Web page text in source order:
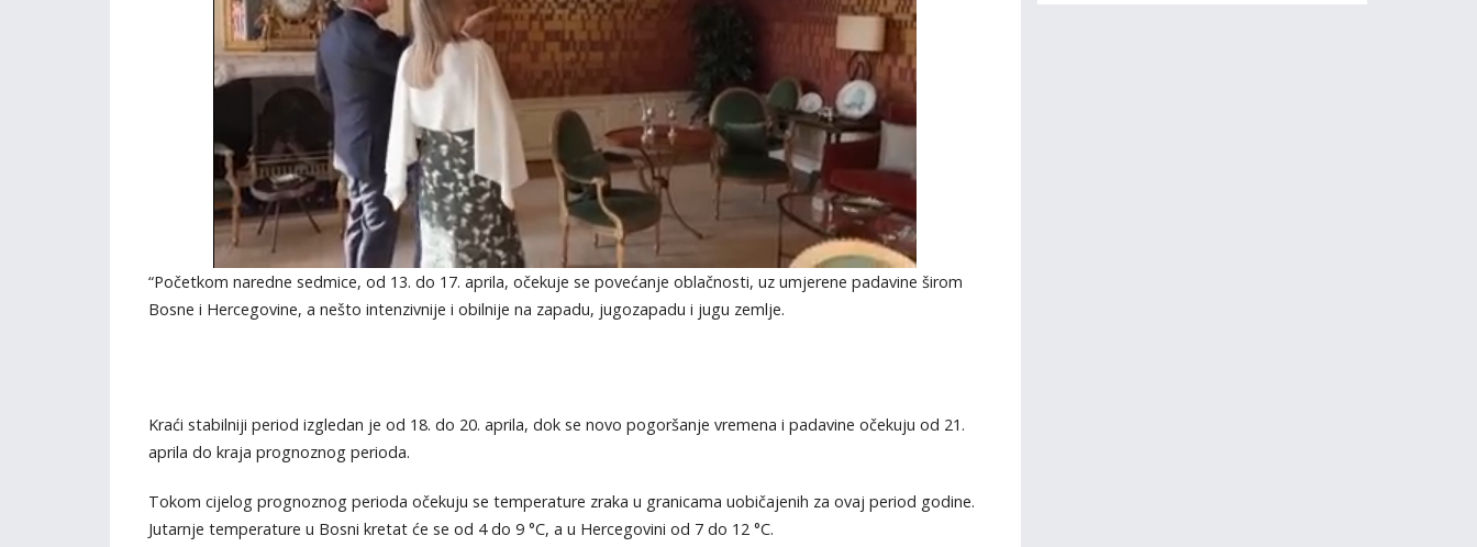
“Početkom naredne sedmice, od 13. do 17. aprila, očekuje se povećanje oblačnosti, uz umjerene padavine širom
Bosne i Hercegovine, a nešto intenzivnije i obilnije na zapadu, jugozapadu i jugu zemlje.
Kraći stabilniji period izgledan je od 18. do 20. aprila, dok se novo pogoršanje vremena i padavine očekuju od 21.
aprila do kraja prognoznog perioda.
Tokom cijelog prognoznog perioda očekuju se temperature zraka u granicama uobičajenih za ovaj period godine.
Jutarnje temperature u Bosni kretat će se od 4 do 9 °C, a u Hercegovini od 7 do 12 °C.